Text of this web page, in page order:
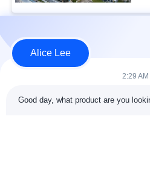
Beliebte
Stahlkonstruktionsbau
Alice Lee
2:29 AM
Good day, what product are you